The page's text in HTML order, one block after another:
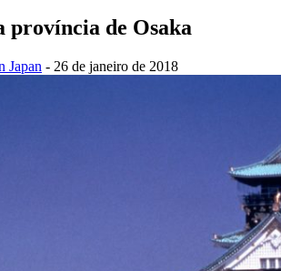
província de Osaka
Japan - 26 de janeiro de 2018